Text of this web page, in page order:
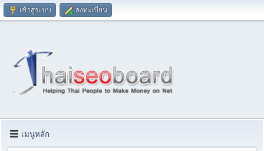
เข้าสู่ระบบ ลงทะเบียน
เมนูหลัก